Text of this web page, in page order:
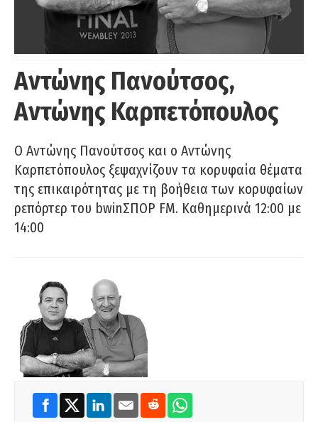
Αντώνης Πανούτσος,
Αντώνης Καρπετόπουλος
Ο Αντώνης Πανούτσος και ο Αντώνης
Καρπετόπουλος ξεψαχνίζουν τα κορυφαία θέματα
της επικαιρότητας με τη βοήθεια των κορυφαίων
ρεπόρτερ του bwinΣΠΟΡ FM. Καθημερινά 12:00 με
14:00